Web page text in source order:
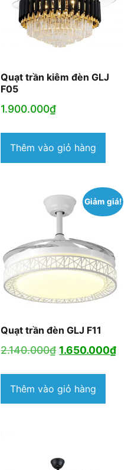
Quạt trần kiêm đèn GLJ
F05
1.900.000₫
Thêm vào giỏ hàng
Giảm giá!
Quạt trần đèn GLJ F11
2.140.000₫ Giá
là:
2.140.000₫.
1.650.000₫
Thêm vào giỏ hàng